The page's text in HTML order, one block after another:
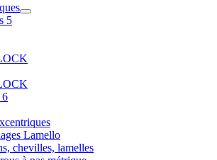
5
6
Lamello
chevilles, lamelles